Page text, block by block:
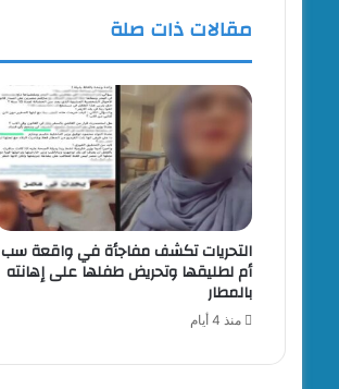
مقالات ذات صلة
التحريات تكشف مفاجأة في واقعة سب
أم لطليقها وتحريض طفلها على إهانته
بالمطار
منذ 4 أيام